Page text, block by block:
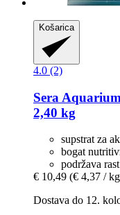
Košarica
4.0 (2)
Sera
2,40 kg
supstrat za
bogat
podržava
€ 10,49 (€ 4,37 /
Dostava do 12.